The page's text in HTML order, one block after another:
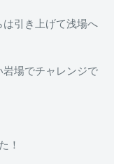
引き上げて浅場へ
場でチャレンジで
！